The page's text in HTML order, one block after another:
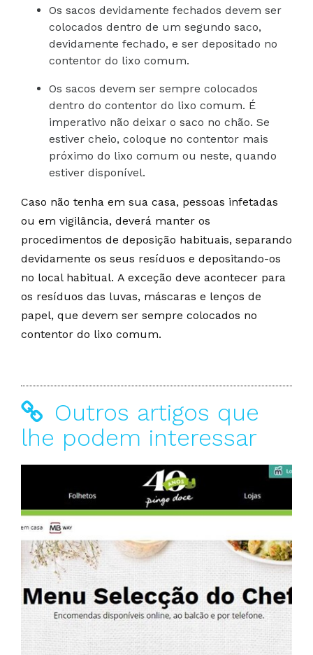
Os sacos devidamente fechados devem ser
colocados dentro de um segundo saco,
devidamente fechado, e ser depositado no
contentor do lixo comum.
Os sacos devem ser sempre colocados
dentro do contentor do lixo comum. É
imperativo não deixar o saco no chão. Se
estiver cheio, coloque no contentor mais
próximo do lixo comum ou neste, quando
estiver disponível.
Caso não tenha em sua casa, pessoas infetadas
ou em vigilância, deverá manter os
procedimentos de deposição habituais, separando
devidamente os seus resíduos e depositando-os
no local habitual. A exceção deve acontecer para
os resíduos das luvas, máscaras e lenços de
papel, que devem ser sempre colocados no
contentor do lixo comum.
Outros artigos que
lhe podem interessar